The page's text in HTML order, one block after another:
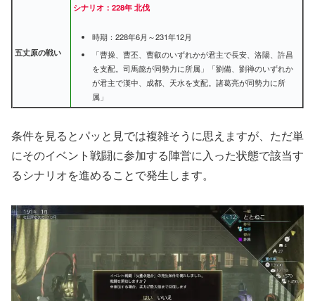
五丈原の戦い
シナリオ：228年 北伐
時期：228年6月～231年12月
「曹操、曹丕、曹叡のいずれかが君主で長安、洛陽、許昌
を支配。司馬懿が同勢力に所属」「劉備、劉禅のいずれか
が君主で漢中、成都、天水を支配。諸葛亮が同勢力に所
属」
条件を見るとパッと見では複雑そうに思えますが、ただ単
にそのイベント戦闘に参加する陣営に入った状態で該当す
るシナリオを進めることで発生します。